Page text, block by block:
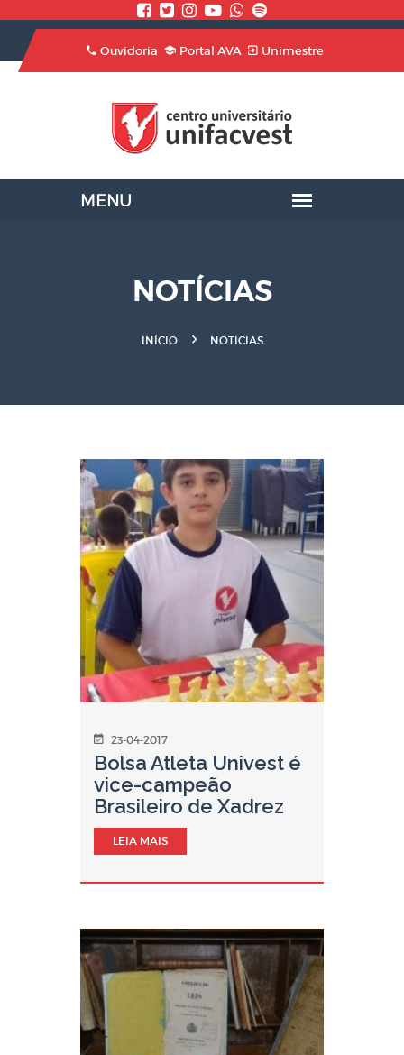
Ouvidoria Portal AVA Unimestre
NOTÍCIAS
INÍCIO NOTICIAS
23-04-2017
Bolsa Atleta Univest é
vice-campeão
Brasileiro de Xadrez
LEIA MAIS